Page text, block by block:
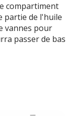
compartiment
partie de l'huile
vannes pour
passer de bas